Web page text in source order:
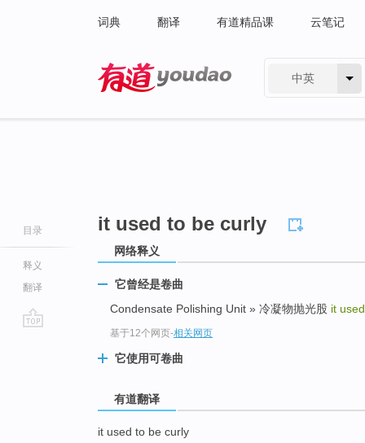
词典 翻译 有道精品课 云笔记
中英
目录
释义
翻译
it used to be curly
网络释义
它曾经是卷曲
Condensate Polishing Unit » 冷凝物抛光股 it
基于12个网页-相关网页
它使用可卷曲
有道翻译
it used to be curly